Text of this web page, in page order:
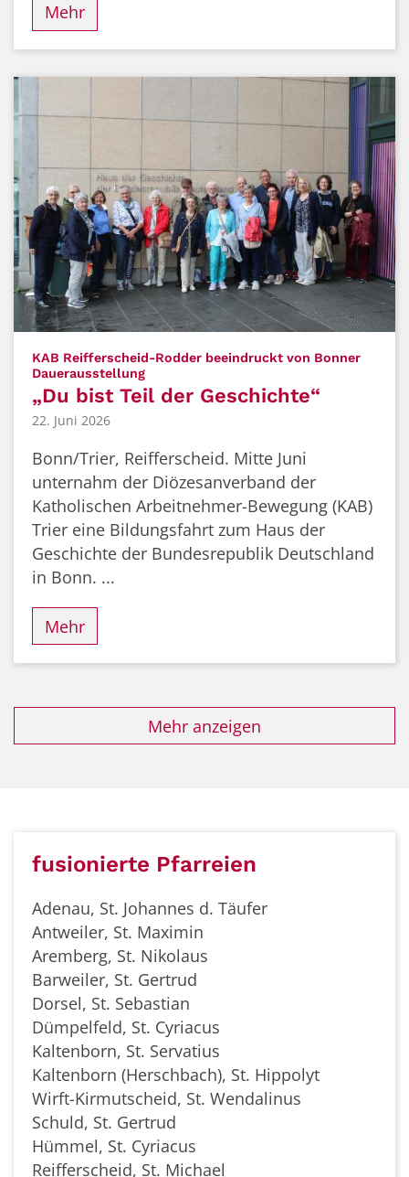
Mehr
KAB Reifferscheid-Rodder beeindruckt von Bonner
Dauerausstellung:
„Du bist Teil der Geschichte“
22. Juni 2026
Bonn/Trier, Reifferscheid. Mitte Juni
unternahm der Diözesanverband der
Katholischen Arbeitnehmer-Bewegung (KAB)
Trier eine Bildungsfahrt zum Haus der
Geschichte der Bundesrepublik Deutschland
in Bonn. ...
Mehr
Mehr anzeigen
fusionierte Pfarreien
Adenau, St. Johannes d. Täufer
Antweiler, St. Maximin
Aremberg, St. Nikolaus
Barweiler, St. Gertrud
Dorsel, St. Sebastian
Dümpelfeld, St. Cyriacus
Kaltenborn, St. Servatius
Kaltenborn (Herschbach), St. Hippolyt
Wirft-Kirmutscheid, St. Wendalinus
Schuld, St. Gertrud
Hümmel, St. Cyriacus
Reifferscheid, St. Michael